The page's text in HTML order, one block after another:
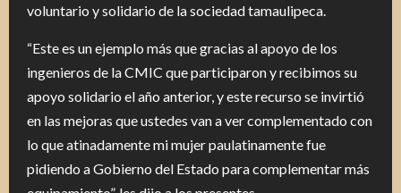
voluntario y solidario de la sociedad tamaulipeca.
“Este es un ejemplo más que gracias al apoyo de los
ingenieros de la CMIC que participaron y recibimos su
apoyo solidario el año anterior, y este recurso se invirtió
en las mejoras que ustedes van a ver complementado con
lo que atinadamente mi mujer paulatinamente fue
pidiendo a Gobierno del Estado para complementar más